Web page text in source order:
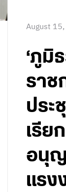
August
‘ภูมิ
ราช
ประ
เรีย
อนุญ
แรง